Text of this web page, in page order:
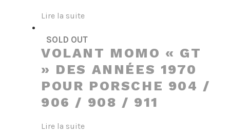
Lire la suite
SOLD OUT
VOLANT MOMO « GT
» DES ANNÉES 1970
POUR PORSCHE 904 /
906 / 908 / 911
Lire la suite